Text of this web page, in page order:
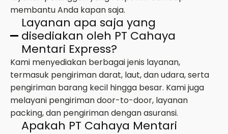
membantu Anda kapan saja.
Layanan apa saja yang
disediakan oleh PT Cahaya
Mentari Express?
Kami menyediakan berbagai jenis layanan,
termasuk pengiriman darat, laut, dan udara, serta
pengiriman barang kecil hingga besar. Kami juga
melayani pengiriman door-to-door, layanan
packing, dan pengiriman dengan asuransi.
Apakah PT Cahaya Mentari